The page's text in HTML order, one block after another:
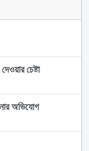
চেষ্টা
অভিযোগ